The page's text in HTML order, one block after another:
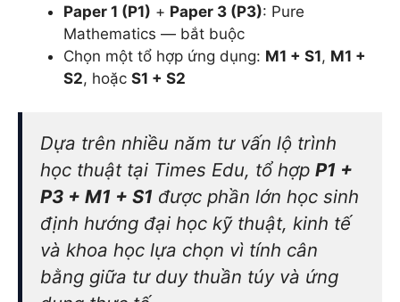
Paper 1 (P1) + Paper 3 (P3): Pure
Mathematics — bắt buộc
Chọn một tổ hợp ứng dụng: M1 + S1, M1 +
S2, hoặc S1 + S2
Dựa trên nhiều năm tư vấn lộ trình
học thuật tại Times Edu, tổ hợp P1 +
P3 + M1 + S1 được phần lớn học sinh
định hướng đại học kỹ thuật, kinh tế
và khoa học lựa chọn vì tính cân
bằng giữa tư duy thuần túy và ứng